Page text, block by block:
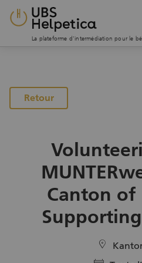
La plateforme d’intermédiation pour le
Retour
Canton of
location